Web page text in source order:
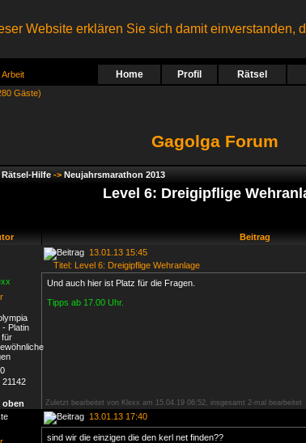
Website erklären Sie sich damit einverstanden,
Home Profil Rätsel
Gäste)
Gagolga Forum
Rätsel-Hilfe -> Neujahrsmarathon 2013
Level 6: Dreigipflige
Beitrag
13.01.13 15:45
Titel: Level 6: Dreigipflige Wehranlage
21142
Und auch hier ist Platz für die Fragen.
Tipps ab 17.00 Uhr.
oben Zuletzt bearbeitet von Klexx am 15.04.19 06:52, insgesamt 2-mal bearbeitet
13.01.13 17:40
sind wir die einzigen die den kerl net finden??